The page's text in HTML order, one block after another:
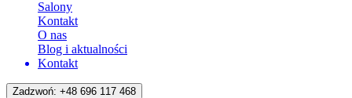
Salony
Kontakt
O nas
Blog i aktualności
Kontakt
Zadzwoń: +48 696 117 468